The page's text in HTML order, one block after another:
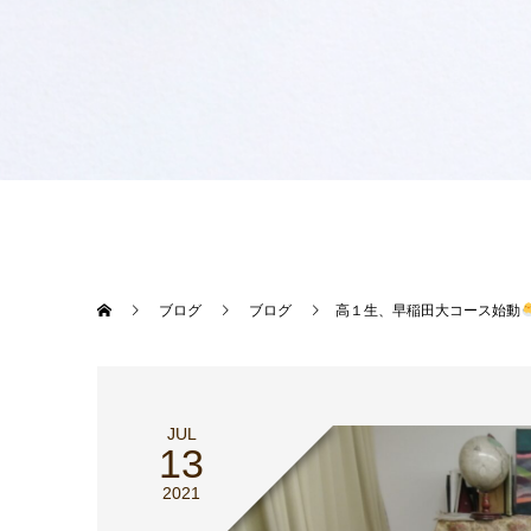
ブログ ブログ 高１生、早稲田大コース始動
JUL
13
2021